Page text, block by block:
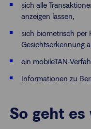
sich alle
anzeigen lassen,
sich biometrisch per
Gesichtserkennung
ein mobileTAN-
Informationen zu
So geht